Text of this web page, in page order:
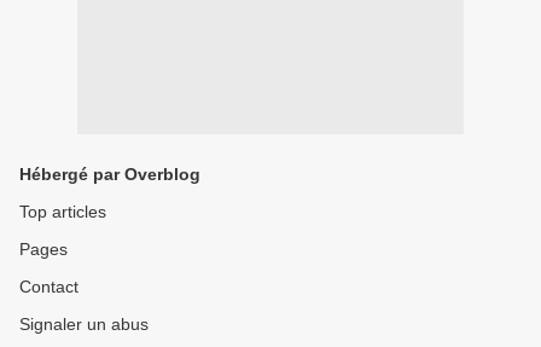
Hébergé par Overblog
Top articles
Pages
Contact
Signaler un abus